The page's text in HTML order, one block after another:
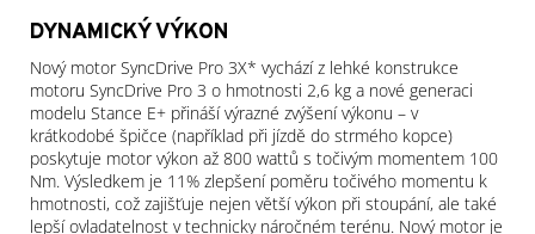
DYNAMICKÝ VÝKON
Nový motor SyncDrive Pro 3X* vychází z lehké konstrukce
motoru SyncDrive Pro 3 o hmotnosti 2,6 kg a nové generaci
modelu Stance E+ přináší výrazné zvýšení výkonu – v
krátkodobé špičce (například při jízdě do strmého kopce)
poskytuje motor výkon až 800 wattů s točivým momentem 100
Nm. Výsledkem je 11% zlepšení poměru točivého momentu k
hmotnosti, což zajišťuje nejen větší výkon při stoupání, ale také
lepší ovladatelnost v technicky náročném terénu. Nový motor je